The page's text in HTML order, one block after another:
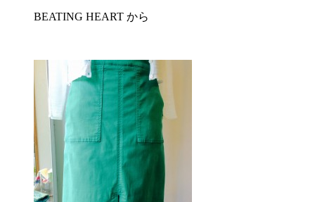
BEATING HEART から